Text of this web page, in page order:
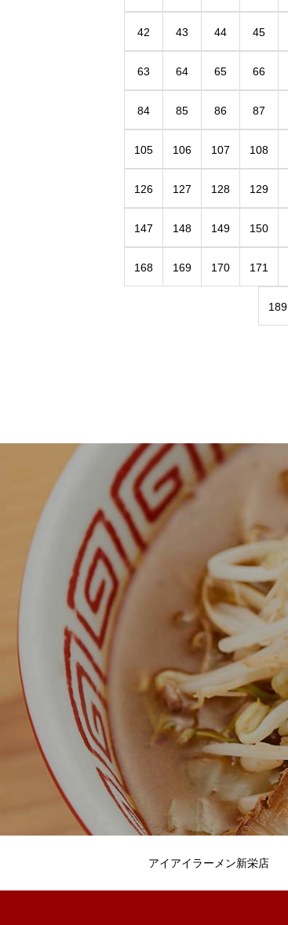
42 43 44 45
63 64 65 66
84 85 86 87
105 106 107 108
126 127 128 129
147 148 149 150
168 169 170 171
189
アイアイラーメン新栄店